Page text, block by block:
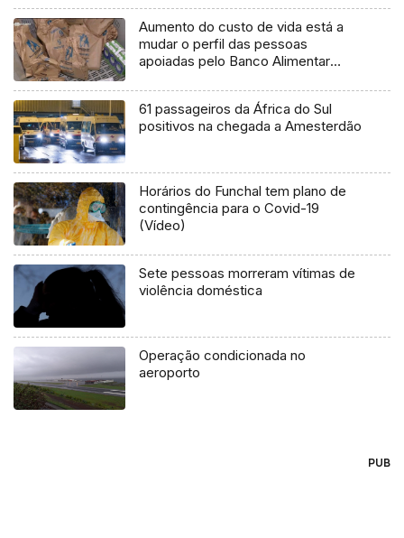
Aumento do custo de vida está a
mudar o perfil das pessoas
apoiadas pelo Banco Alimentar
61 passageiros da África do Sul
positivos na chegada a Amesterdão
Horários do Funchal tem plano de
contingência para o Covid-19
(Vídeo)
Sete pessoas morreram vítimas de
violência doméstica
Operação condicionada no
aeroporto
PUB